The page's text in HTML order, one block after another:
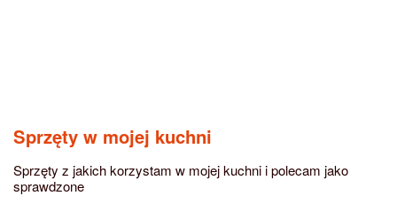
Sprzęty w mojej kuchni
Sprzęty z jakich korzystam w mojej kuchni i polecam jako
sprawdzone